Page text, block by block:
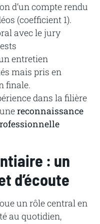
d’un compte rendu
(coefficient 1).
avec le jury
entretien
mais pris en
finale.
dans la filière
reconnaissance
: un
d’écoute
un rôle central en
au quotidien,